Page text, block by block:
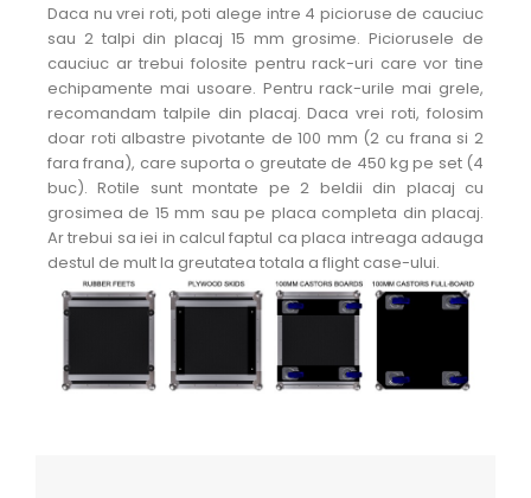
Daca nu vrei roti, poti alege intre 4 picioruse de cauciuc
sau 2 talpi din placaj 15 mm grosime. Piciorusele de
cauciuc ar trebui folosite pentru rack-uri care vor tine
echipamente mai usoare. Pentru rack-urile mai grele,
recomandam talpile din placaj. Daca vrei roti, folosim
doar roti albastre pivotante de 100 mm (2 cu frana si 2
fara frana), care suporta o greutate de 450 kg pe set (4
buc). Rotile sunt montate pe 2 beldii din placaj cu
grosimea de 15 mm sau pe placa completa din placaj.
Ar trebui sa iei in calcul faptul ca placa intreaga adauga
destul de mult la greutatea totala a flight case-ului.